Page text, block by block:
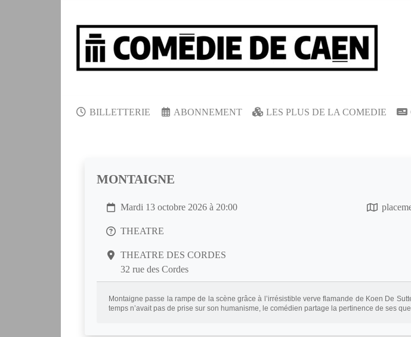
BILLETTERIE ABONNEMENT LES PLUS DE LA COMEDIE
MONTAIGNE
Mardi 13 octobre 2026 à 20:00
THEATRE
THEATRE DES CORDES
32 rue des Cordes
Montaigne passe la rampe de la scène grâce à l’irrésistible verve flamande de Koen De
temps n’avait pas de prise sur son humanisme, le comédien partage la pertinence de ses